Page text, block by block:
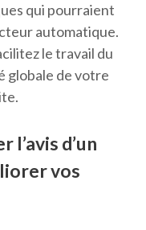
qui pourraient
automatique.
le travail du
globale de votre
l’avis d’un
vos